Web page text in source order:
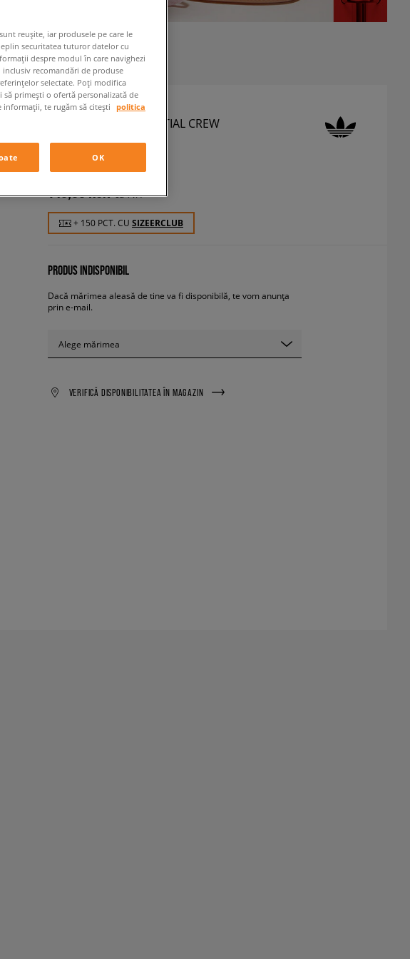
ADIDAS BLUZĂ ESSENTIAL CREW
bărbați, bluze
149,99 RON cu TVA
+ 150 PCT. CU SIZEERCLUB
PRODUS INDISPONIBIL
Dacă mărimea aleasă de tine va fi disponibilă, te vom anunța
prin e-mail.
Alege mărimea
VERIFICĂ DISPONIBILITATEA ÎN MAGAZIN
reușite, iar produsele pe care le
securitatea tuturor datelor cu
despre modul în care navighezi
recomandări de produse
selectate. Poți modifica
să primești o ofertă personalizată de
te rugăm să citești
politica
OK